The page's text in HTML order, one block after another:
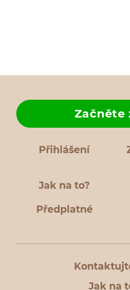
Přihlášení
Jak na to?
Začněte
Předplatné
Jak na